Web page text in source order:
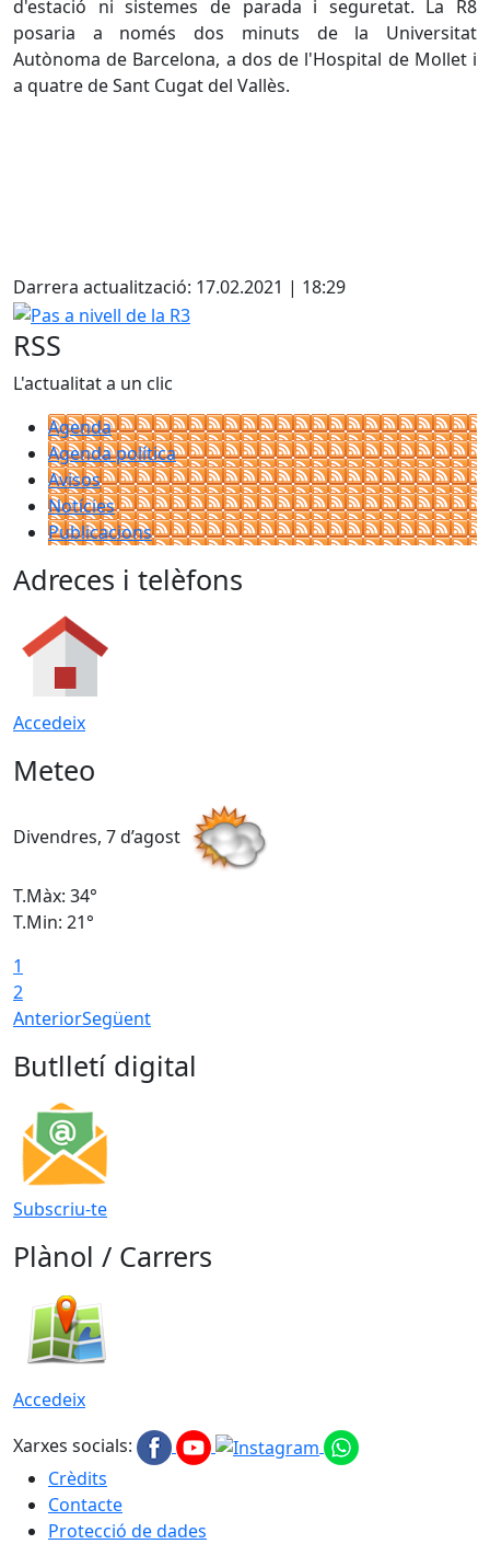
d'estació ni sistemes de parada i seguretat. La R8
posaria a només dos minuts de la Universitat
Autònoma de Barcelona, a dos de l'Hospital de Mollet i
a quatre de Sant Cugat del Vallès.
Darrera actualització: 17.02.2021 | 18:29
Pas a nivell de la R3
RSS
L'actualitat a un clic
Agenda
Agenda política
Avisos
Notícies
Publicacions
Adreces i telèfons
Accedeix
Meteo
Divendres, 7 d’agost
T.Màx: 34°
T.Min: 21°
1
2
AnteriorSegüent
Butlletí digital
Subscriu-te
Plànol / Carrers
Accedeix
Xarxes socials:
Crèdits
Contacte
Protecció de dades